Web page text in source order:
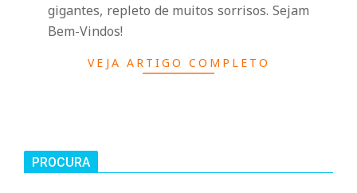
gigantes, repleto de muitos sorrisos. Sejam
Bem-Vindos!
VEJA ARTIGO COMPLETO
PROCURA